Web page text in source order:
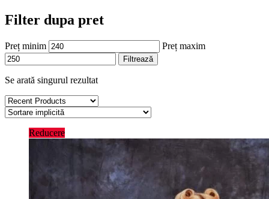
Filter dupa pret
Preț minim Preț maxim
Filtrează
Se arată singurul rezultat
Reducere